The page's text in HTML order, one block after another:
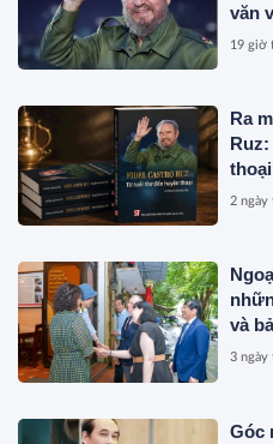
văn
19 giờ
Ra
2
và
3 ngày
Góc